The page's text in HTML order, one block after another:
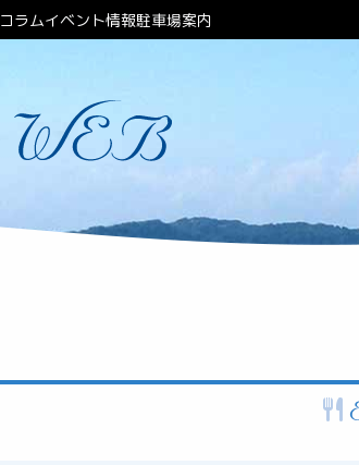
ラムイベント情報駐車場案内